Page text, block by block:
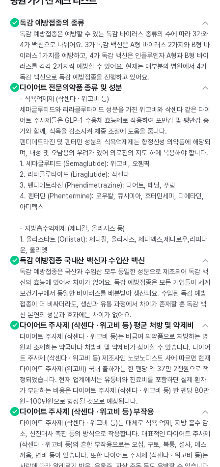
독감 예방접종의 종류
독감 예방접종은 예방할 수 있는 독감 바이러스 종류의 수에 따라 3가와
4가 백신으로 나뉘어요. 3가 독감 백신은 A형 바이러스 2가지와 B형 바
이러스 1가지를 예방하고, 4가 독감 백신은 인플루엔자 A형과 B형 바이
러스를 각각 2가지씩 예방할 수 있어요. 현재는 대부분의 병원에서 4가
독감 백신으로 독감 예방접종을 진행하고 있어요.
다이어트 전문의약품 종류 및 성분
- 식욕억제제 (삭센다 · 위고비 등)
세마글루티드와 리라클루타이드 성분을 가진 위고비와 삭센다 같은 다이
어트 주사제들은 GLP-1 수용체 효능제로 작용하여 포만감 및 팽만감 증
가와 함께, 식욕을 감소시켜 체중 조절에 도움을 줍니다.
펜디메트라진 및 펜터민 성분의 식욕억제제는 향정신성 의약품에 해당되
며, 내성 및 오남용의 우려가 있어 의료진의 지도 하에 복용해야 합니다.
1. 세마글루티드 (Semaglutide): 위고비, 오젬픽
2. 리라클루타이드 (Liraglutide): 삭센다
3. 펜디메트라진 (Phendimetrazine): 디어트, 페닝, 푸링
4. 펜터민 (Phentermine): 로우칼, 큐시미아, 휴터민세미, 디에타민,
아디펙스
- 지방흡수억제제 (제니칼, 올리시스 등)
1. 올리스타트 (Orlistat): 제니칼, 올리시스, 제니엑스,제니로우,리피다
운, 올리엣
독감 예방접종 국내산 백신과 수입산 백신
독감 예방접종은 국산과 수입산 모두 동일한 성분으로 제조되어 독감 백
신의 효능에 있어서 차이가 없어요. 독감 예방접종은 모든 기업들이 세계
보건기구에서 동일한 바이러스를 배분받아 생산돼요. 수입된 독감 예방
접종이 더 비싸더라도, 생산과 유통 과정에서 차이가 존재할 뿐 독감 백
신 본연의 성분과 효과에는 차이가 없어요.
다이어트 주사제 (삭센다 · 위고비 등) 평균 처방 및 약제비
다이어트 주사제 (삭센다 · 위고비 등)는 비급여 의약품으로 처방하는 병
원과 조제하는 약국마다 처방비 및 약제비가 상이할 수 있습니다. 다이어
트 주사제 (삭센다 · 위고비 등) 제조사인 노보노디스트 사에 따르면 현재
다이어트 주사제 (위고비) 국내 출하가는 한 펜당 약 37만 2천원으로 책
정되었습니다. 현재 업계에서는 유통비와 진료비를 포함하면 실제 환자
가 부담하는 비용은 다이어트 주사제 (삭센다 · 위고비 등) 한 펜당 80만
원~100만원으로 형성될 것으로 예상됩니다.
다이어트 주사제 (삭센다 · 위고비 등) 부작용
다이어트 주사제 (삭센다 · 위고비 등)는 대체로 식욕 억제, 지방 흡수 감
소, 신진대사 촉진 등의 방식으로 작용합니다. 대표적인 다이어트 주사제
(삭센다 · 위고비 등)의 흔한 부작용으로는 오심, 구토, 복통, 설사, 메스
꺼움, 변비 등이 있습니다. 또한 다이어트 주사제 (삭센다 · 위고비 등)는